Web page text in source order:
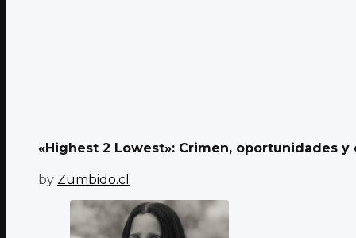
«Highest 2 Lowest»: Crimen, oportunidades y
by Zumbido.cl